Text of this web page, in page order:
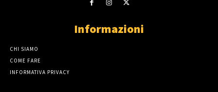
Informazioni
CHI SIAMO
COME FARE
INFORMATIVA PRIVACY